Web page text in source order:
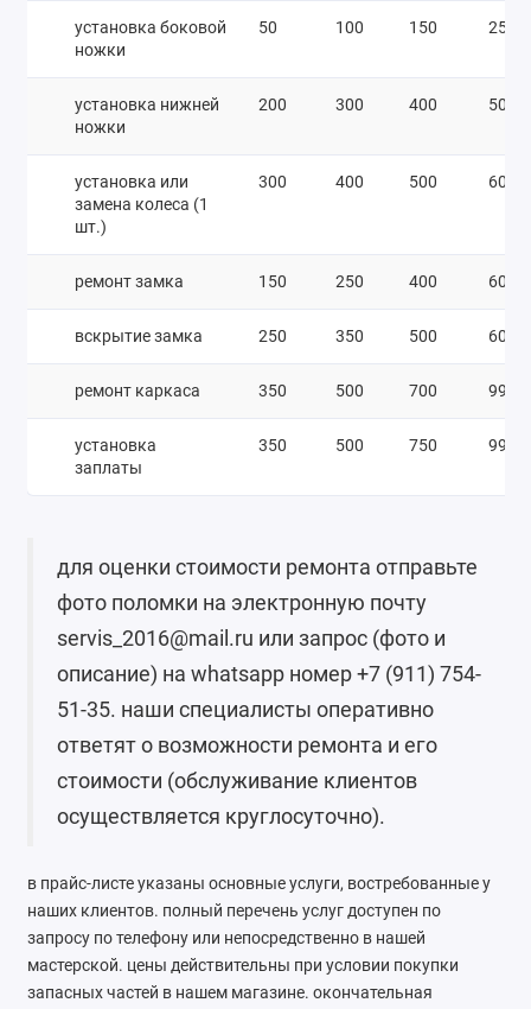
установка боковой
ножки
50 100 150 250
установка нижней
ножки
200 300 400 500
установка или
замена колеса (1
шт.)
300 400 500 600
ремонт замка 150 250 400 600
вскрытие замка 250 350 500 600
ремонт каркаса 350 500 700 990
установка
заплаты
350 500 750 990
для оценки стоимости ремонта отправьте
фото поломки на электронную почту
servis_2016@mail.ru или запрос (фото и
описание) на whatsapp номер +7 (911) 754-
51-35. наши специалисты оперативно
ответят о возможности ремонта и его
стоимости (обслуживание клиентов
осуществляется круглосуточно).
в прайс-листе указаны основные услуги, востребованные у
наших клиентов. полный перечень услуг доступен по
запросу по телефону или непосредственно в нашей
мастерской. цены действительны при условии покупки
запасных частей в нашем магазине. окончательная